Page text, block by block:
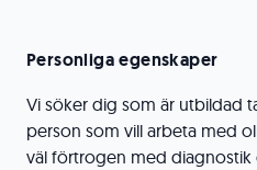
Personliga egenskaper
Vi söker dig som är utbildad
person som vill arbeta med
väl förtrogen med diagnostik